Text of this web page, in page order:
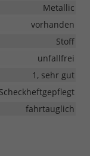
Metallic
vorhanden
Stoff
unfallfrei
1, sehr gut
Scheckheftgepflegt
fahrtauglich